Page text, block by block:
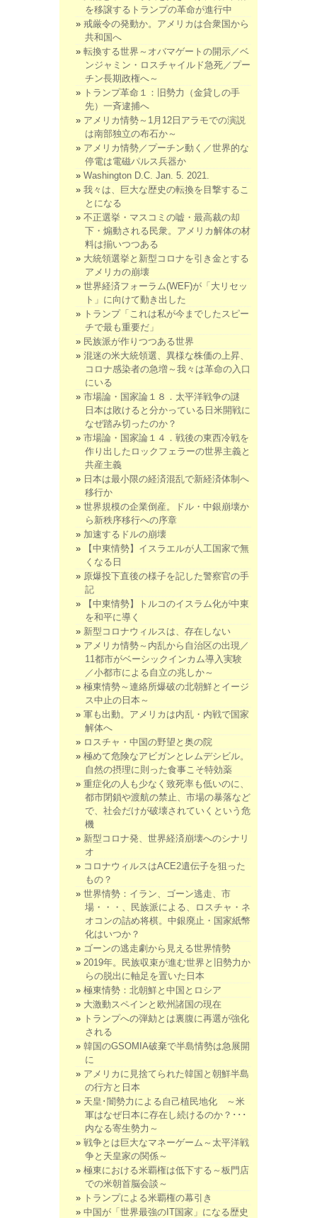
を移譲するトランプの革命が進行中
戒厳令の発動か。アメリカは合衆国から
共和国へ
転換する世界～オバマゲートの開示／ベ
ンジャミン・ロスチャイルド急死／プー
チン長期政権へ～
トランプ革命１：旧勢力（金貸しの手
先）一斉逮捕へ
アメリカ情勢～1月12日アラモでの演説
は南部独立の布石か～
アメリカ情勢／プーチン動く／世界的な
停電は電磁パルス兵器か
Washington D.C. Jan. 5. 2021.
我々は、巨大な歴史の転換を目撃するこ
とになる
不正選挙・マスコミの嘘・最高裁の却
下・煽動される民衆。アメリカ解体の材
料は揃いつつある
大統領選挙と新型コロナを引き金とする
アメリカの崩壊
世界経済フォーラム(WEF)が「大リセッ
ト」に向けて動き出した
トランプ「これは私が今までしたスピー
チで最も重要だ」
民族派が作りつつある世界
混迷の米大統領選、異様な株価の上昇、
コロナ感染者の急増～我々は革命の入口
にいる
市場論・国家論１８．太平洋戦争の謎
日本は敗けると分かっている日米開戦に
なぜ踏み切ったのか？
市場論・国家論１４．戦後の東西冷戦を
作り出したロックフェラーの世界主義と
共産主義
日本は最小限の経済混乱で新経済体制へ
移行か
世界規模の企業倒産。ドル・中銀崩壊か
ら新秩序移行への序章
加速するドルの崩壊
【中東情勢】イスラエルが人工国家で無
くなる日
原爆投下直後の様子を記した警察官の手
記
【中東情勢】トルコのイスラム化が中東
を和平に導く
新型コロナウィルスは、存在しない
アメリカ情勢～内乱から自治区の出現／
11都市がベーシックインカム導入実験
／小都市による自立の兆しか～
極東情勢～連絡所爆破の北朝鮮とイージ
ス中止の日本～
軍も出動。アメリカは内乱・内戦で国家
解体へ
ロスチャ・中国の野望と奥の院
極めて危険なアビガンとレムデシビル。
自然の摂理に則った食事こそ特効薬
重症化の人も少なく致死率も低いのに、
都市閉鎖や渡航の禁止、市場の暴落など
で、社会だけが破壊されていくという危
機
新型コロナ発、世界経済崩壊へのシナリ
オ
コロナウィルスはACE2遺伝子を狙った
もの？
世界情勢：イラン、ゴーン逃走、市
場・・・、民族派による、ロスチャ・ネ
オコンの詰め将棋。中銀廃止・国家紙幣
化はいつか？
ゴーンの逃走劇から見える世界情勢
2019年。民族収束が進む世界と旧勢力か
らの脱出に軸足を置いた日本
極東情勢：北朝鮮と中国とロシア
大激動スペインと欧州諸国の現在
トランプへの弾劾とは裏腹に再選が強化
される
韓国のGSOMIA破棄で半島情勢は急展開
に
アメリカに見捨てられた韓国と朝鮮半島
の行方と日本
天皇･闇勢力による自己植民地化 ～米
軍はなぜ日本に存在し続けるのか？･･･
内なる寄生勢力～
戦争とは巨大なマネーゲーム～太平洋戦
争と天皇家の関係～
極東における米覇権は低下する～板門店
での米朝首脳会談～
トランプによる米覇権の幕引き
中国が「世界最強のIT国家」になる歴史